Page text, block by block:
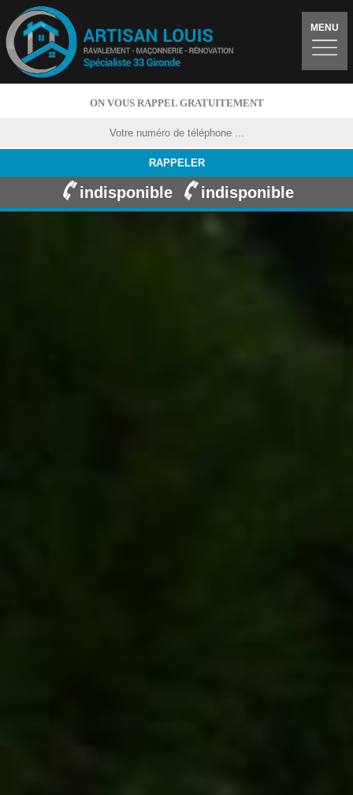
MENU
ON VOUS RAPPEL GRATUITEMENT
indisponible indisponible